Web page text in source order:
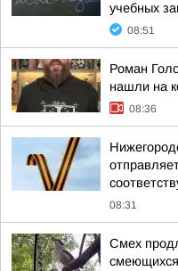
учебных
08:51
Роман
нашли на
08:36
08:31
Смех
смеющихся